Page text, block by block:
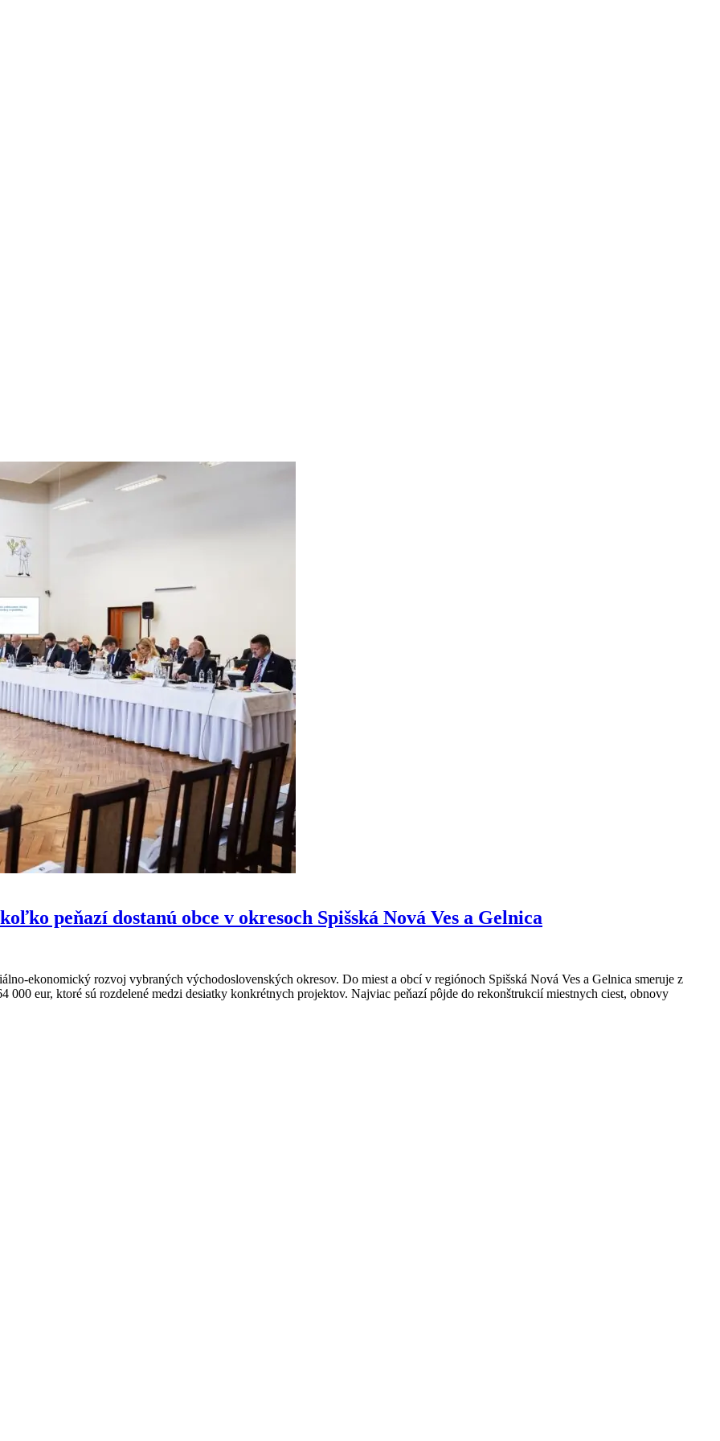
peňazí dostanú obce v okresoch Spišská Nová Ves a Gelnica
ekonomický rozvoj vybraných východoslovenských okresov. Do miest a obcí v regiónoch Spišská Nová Ves a Gelnica smeruje z
000 eur, ktoré sú rozdelené medzi desiatky konkrétnych projektov. Najviac peňazí pôjde do rekonštrukcií miestnych ciest, obnovy